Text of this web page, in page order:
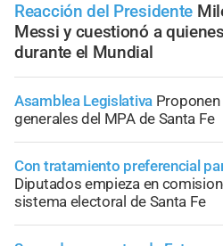
Reacción del Presidente
Messi y cuestionó a
durante el Mundial
Asamblea Legislativa
generales del MPA de Santa Fe
Con tratamiento preferencial
Diputados empieza en
sistema electoral de Santa Fe